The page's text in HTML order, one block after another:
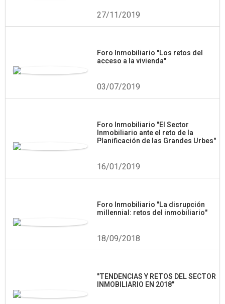
27/11/2019
Foro Inmobiliario "Los retos del
acceso a la vivienda"
03/07/2019
Foro Inmobiliario "El Sector
Inmobiliario ante el reto de la
Planificación de las Grandes Urbes"
16/01/2019
Foro Inmobiliario "La disrupción
millennial: retos del inmobiliario"
18/09/2018
"TENDENCIAS Y RETOS DEL SECTOR
INMOBILIARIO EN 2018"